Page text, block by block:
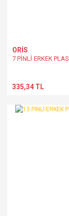
ORİS
7 PİNLİ ERKEK
335,34 TL